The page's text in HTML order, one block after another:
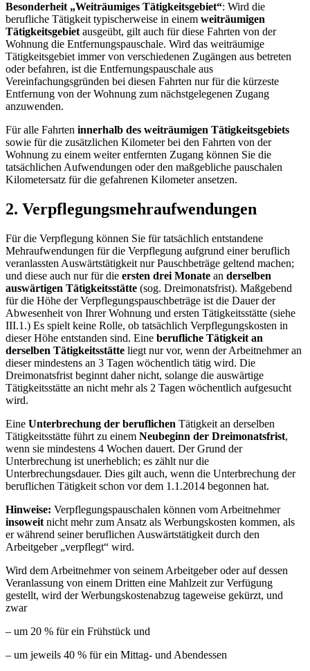
Besonderheit „Weiträumiges Tätigkeitsgebiet“: Wird die
berufliche Tätigkeit typischerweise in einem weiträumigen
Tätigkeitsgebiet ausgeübt, gilt auch für diese Fahrten von der
Wohnung die Entfernungspauschale. Wird das weiträumige
Tätigkeitsgebiet immer von verschiedenen Zugängen aus betreten
oder befahren, ist die Entfernungspauschale aus
Vereinfachungsgründen bei diesen Fahrten nur für die kürzeste
Entfernung von der Wohnung zum nächstgelegenen Zugang
anzuwenden.
Für alle Fahrten innerhalb des weiträumigen Tätigkeitsgebiets
sowie für die zusätzlichen Kilometer bei den Fahrten von der
Wohnung zu einem weiter entfernten Zugang können Sie die
tatsächlichen Aufwendungen oder den maßgebliche pauschalen
Kilometersatz für die gefahrenen Kilometer ansetzen.
2. Verpflegungsmehraufwendungen
Für die Verpflegung können Sie für tatsächlich entstandene
Mehraufwendungen für die Verpflegung aufgrund einer beruflich
veranlassten Auswärtstätigkeit nur Pauschbeträge geltend machen;
und diese auch nur für die ersten drei Monate an derselben
auswärtigen Tätigkeitsstätte (sog. Dreimonatsfrist). Maßgebend
für die Höhe der Verpflegungspauschbeträge ist die Dauer der
Abwesenheit von Ihrer Wohnung und ersten Tätigkeitsstätte (siehe
III.1.) Es spielt keine Rolle, ob tatsächlich Verpflegungskosten in
dieser Höhe entstanden sind. Eine berufliche Tätigkeit an
derselben Tätigkeitsstätte liegt nur vor, wenn der Arbeitnehmer an
dieser mindestens an 3 Tagen wöchentlich tätig wird. Die
Dreimonatsfrist beginnt daher nicht, solange die auswärtige
Tätigkeitsstätte an nicht mehr als 2 Tagen wöchentlich aufgesucht
wird.
Eine Unterbrechung der beruflichen Tätigkeit an derselben
Tätigkeitsstätte führt zu einem Neubeginn der Dreimonatsfrist,
wenn sie mindestens 4 Wochen dauert. Der Grund der
Unterbrechung ist unerheblich; es zählt nur die
Unterbrechungsdauer. Dies gilt auch, wenn die Unterbrechung der
beruflichen Tätigkeit schon vor dem 1.1.2014 begonnen hat.
Hinweise: Verpflegungspauschalen können vom Arbeitnehmer
insoweit nicht mehr zum Ansatz als Werbungskosten kommen, als
er während seiner beruflichen Auswärtstätigkeit durch den
Arbeitgeber „verpflegt“ wird.
Wird dem Arbeitnehmer von seinem Arbeitgeber oder auf dessen
Veranlassung von einem Dritten eine Mahlzeit zur Verfügung
gestellt, wird der Werbungskostenabzug tageweise gekürzt, und
zwar
– um 20 % für ein Frühstück und
– um jeweils 40 % für ein Mittag- und Abendessen